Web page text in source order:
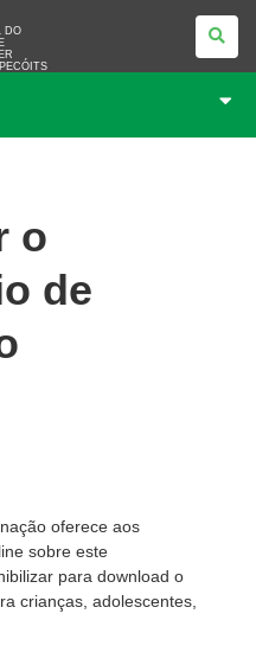
DO
o
de
oferece aos
sobre este
para download o
crianças, adolescentes,